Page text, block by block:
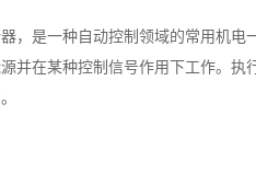
，是一种自动控制领域的常用机
并在某种控制信号作用下工作。